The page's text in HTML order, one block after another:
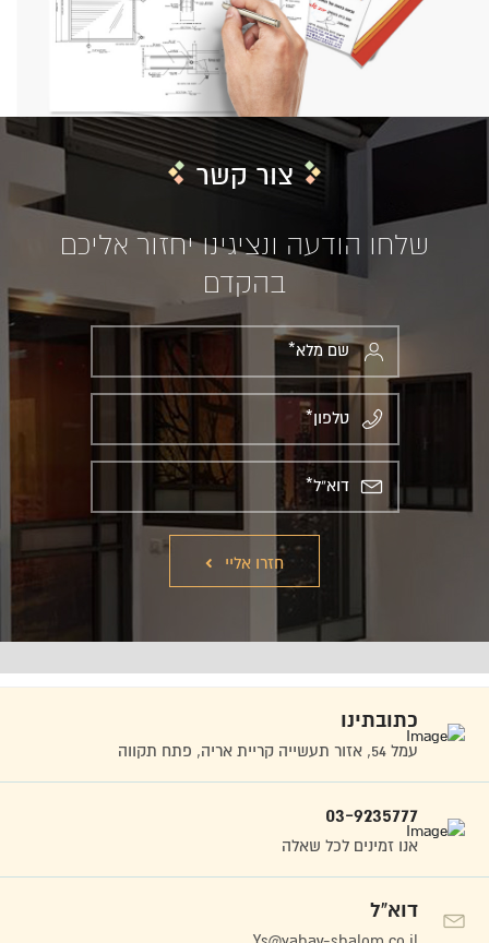
צור קשר
שלחו הודעה ונציגינו יחזור אליכם
בהקדם
חזרו אליי
כתובתינו
עמל 54, אזור תעשייה קריית אריה, פתח תקווה
03-9235777
אנו זמינים לכל שאלה
דוא”ל